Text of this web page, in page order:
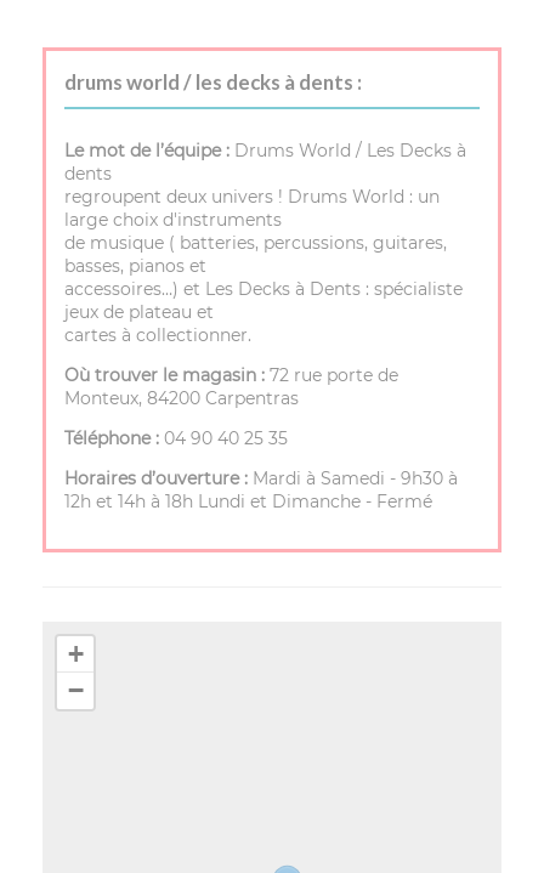
drums world / les decks à dents :
Le mot de l’équipe : Drums World / Les Decks à
dents
regroupent deux univers ! Drums World : un
large choix d'instruments
de musique ( batteries, percussions, guitares,
basses, pianos et
accessoires…) et Les Decks à Dents : spécialiste
jeux de plateau et
cartes à collectionner.
Où trouver le magasin : 72 rue porte de
Monteux, 84200 Carpentras
Téléphone : 04 90 40 25 35
Horaires d’ouverture : Mardi à Samedi - 9h30 à
12h et 14h à 18h Lundi et Dimanche - Fermé
+
−